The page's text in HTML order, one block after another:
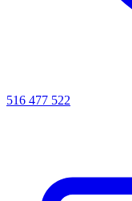
516 477 522